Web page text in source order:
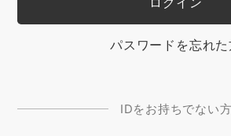
パスワードを忘れた
IDをお持ちでない方